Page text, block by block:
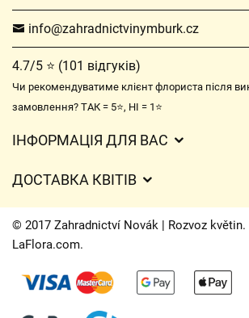
info@zahradnictvinymburk.cz
4.7/5 ⭐ (101 відгуків)
Чи рекомендуватиме клієнт флориста після
замовлення? ТАК = 5⭐, НІ = 1⭐
ІНФОРМАЦІЯ ДЛЯ ВАС
Захист персональних даних
Час доставки квітів – огляд
ДОСТАВКА КВІТІВ
Вартість доставки
Куди ми доставляємо квіти
Контакти
© 2017 Zahradnictví Novák | Rozvoz květin.
LaFlora.com.